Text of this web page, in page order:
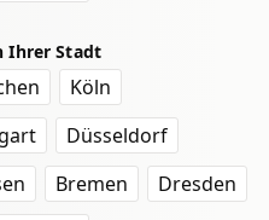
Ihrer Stadt
Köln
Düsseldorf
Bremen
Dresden